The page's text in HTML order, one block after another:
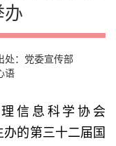
办
：党委宣传部
语
信息科学协会
办的第三十二届国